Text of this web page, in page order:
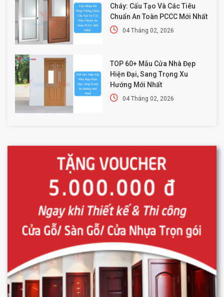
Cháy: Cấu Tạo Và Các Tiêu
Chuẩn An Toàn PCCC Mới Nhất
04 Tháng 02, 2026
TOP 60+ Mẫu Cửa Nhà Đẹp
Hiện Đại, Sang Trọng Xu
Hướng Mới Nhất
04 Tháng 02, 2026